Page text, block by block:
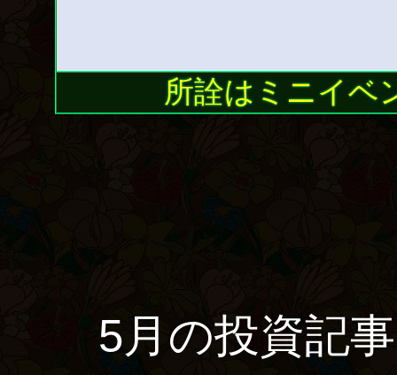
所詮はミニイ
5月の投資記